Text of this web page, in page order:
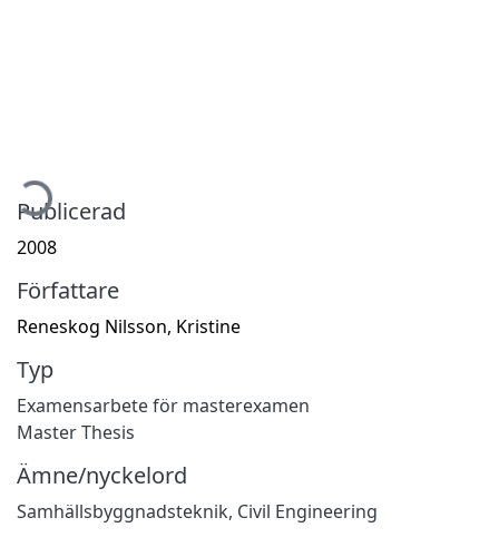
Publicerad
2008
Författare
Reneskog Nilsson, Kristine
Typ
Examensarbete för masterexamen
Master Thesis
Ämne/nyckelord
Samhällsbyggnadsteknik, Civil Engineering